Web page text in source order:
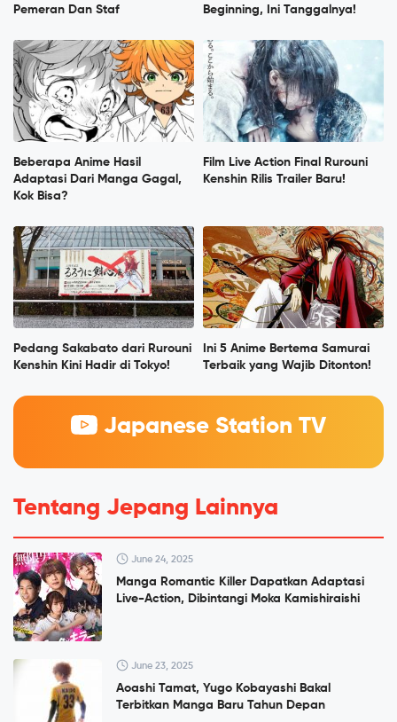
Pemeran Dan Staf
Beginning, Ini Tanggalnya!
Beberapa Anime Hasil
Adaptasi Dari Manga Gagal,
Kok Bisa?
Film Live Action Final Rurouni
Kenshin Rilis Trailer Baru!
Pedang Sakabato dari Rurouni
Kenshin Kini Hadir di Tokyo!
Ini 5 Anime Bertema Samurai
Terbaik yang Wajib Ditonton!
Japanese Station TV
Tentang Jepang Lainnya
June 24, 2025
Manga Romantic Killer Dapatkan Adaptasi
Live-Action, Dibintangi Moka Kamishiraishi
June 23, 2025
Aoashi Tamat, Yugo Kobayashi Bakal
Terbitkan Manga Baru Tahun Depan